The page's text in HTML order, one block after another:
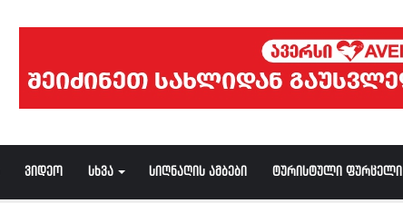
ვიდეო სხვა სიღნაღის ამბები ტურისტული ფურცელი